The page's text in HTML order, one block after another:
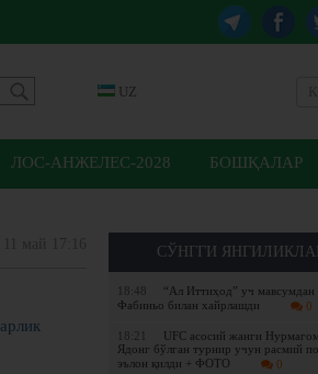
UZ
ЛОС-АНЖЕЛЕС-2028 БОШҚАЛАР
СЎНГГИ
18:48
“Ал Иттиҳод” уч мавсумдан
Фабиньо билан хайрлашди
0
18:21
UFC асосий жанги
Ядонг бўлган турнир учун расмий
эълон қилди + ФОТО
0